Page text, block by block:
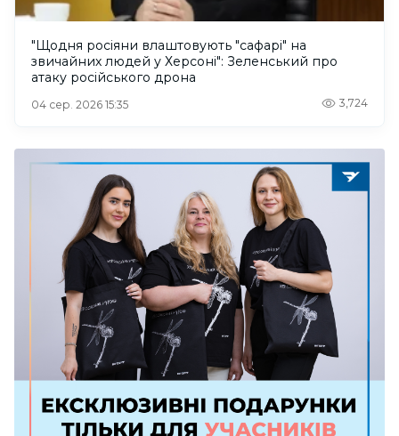
"Щодня росіяни влаштовують "сафарі" на
звичайних людей у Херсоні": Зеленський про
атаку російського дрона
04 сер. 2026 15:35 3,724